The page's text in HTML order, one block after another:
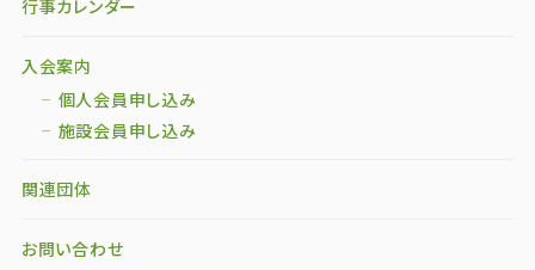
行事カレンダー
入会案内
個人会員申し込み
施設会員申し込み
関連団体
お問い合わせ